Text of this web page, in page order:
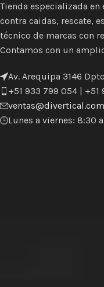
Tienda especializada
contra caidas, rescate,
técnico de marcas con
Contamos con un
Av. Arequipa 3146
+51 933 799 054 | +51
ventas@divertical.com
Lunes a viernes: 8:30